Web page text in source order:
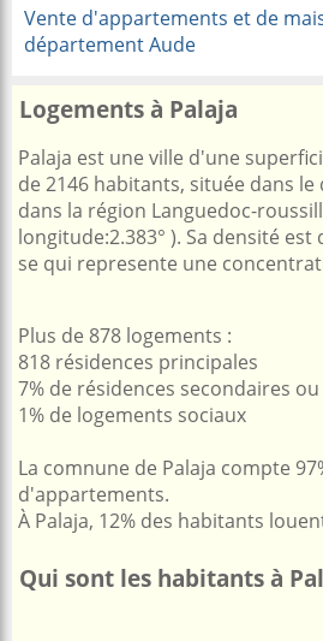
Vente d'appartements et de
département Aude
Logements à Palaja
Palaja est une ville d'une
de 2146 habitants, située dans
dans la région Languedoc-
longitude:2.383° ). Sa densité
se qui represente une
Plus de 878 logements :
818 résidences principales
7% de résidences secondaires
1% de logements sociaux
La comnune de Palaja compte
d'appartements.
À Palaja, 12% des habitants
Qui sont les habitants à